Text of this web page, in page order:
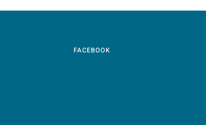
FACEBOOK